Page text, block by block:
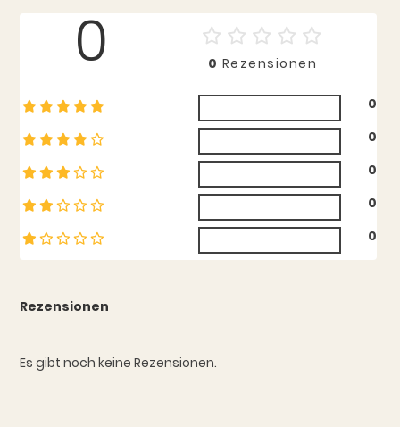
Rezensionen
Es gibt noch keine Rezensionen.
0 0 Rezensionen
0
0
0
0
0